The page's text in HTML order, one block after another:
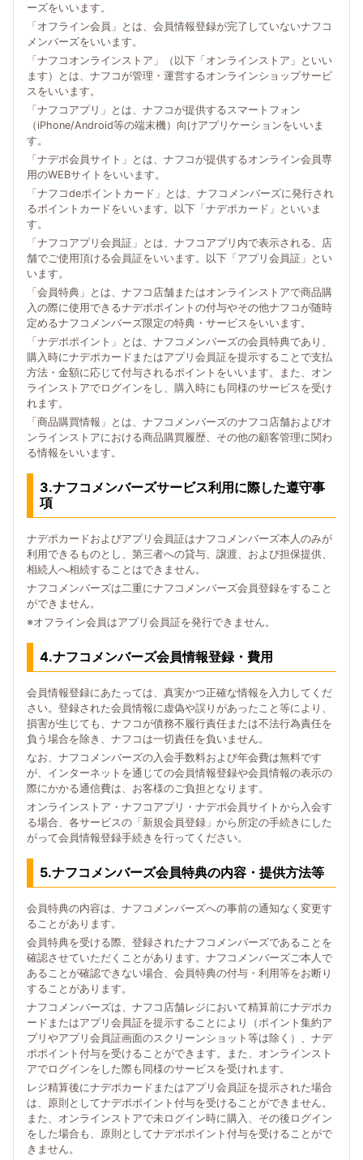
ーズをいいます。
「オフライン会員」とは、会員情報登録が完了していないナフコ
メンバーズをいいます。
「ナフコオンラインストア」（以下「オンラインストア」といい
ます）とは、ナフコが管理・運営するオンラインショップサービ
スをいいます。
「ナフコアプリ」とは、ナフコが提供するスマートフォン
（iPhone/Android等の端末機）向けアプリケーションをいいま
す。
「ナデポ会員サイト」とは、ナフコが提供するオンライン会員専
用のWEBサイトをいいます。
「ナフコdeポイントカード」とは、ナフコメンバーズに発行され
るポイントカードをいいます。以下「ナデポカード」といいま
す。
「ナフコアプリ会員証」とは、ナフコアプリ内で表示される、店
舗でご使用頂ける会員証をいいます。以下「アプリ会員証」とい
います。
「会員特典」とは、ナフコ店舗またはオンラインストアで商品購
入の際に使用できるナデポポイントの付与やその他ナフコが随時
定めるナフコメンバーズ限定の特典・サービスをいいます。
「ナデポポイント」とは、ナフコメンバーズの会員特典であり、
購入時にナデポカードまたはアプリ会員証を提示することで支払
方法・金額に応じて付与されるポイントをいいます。また、オン
ラインストアでログインをし、購入時にも同様のサービスを受け
れます。
「商品購買情報」とは、ナフコメンバーズのナフコ店舗およびオ
ンラインストアにおける商品購買履歴、その他の顧客管理に関わ
る情報をいいます。
3.ナフコメンバーズサービス利用に際した遵守事
項
ナデポカードおよびアプリ会員証はナフコメンバーズ本人のみが
利用できるものとし、第三者への貸与、譲渡、および担保提供、
相続人へ相続することはできません。
ナフコメンバーズは二重にナフコメンバーズ会員登録をすること
ができません。
※オフライン会員はアプリ会員証を発行できません。
4.ナフコメンバーズ会員情報登録・費用
会員情報登録にあたっては、真実かつ正確な情報を入力してくだ
さい。登録された会員情報に虚偽や誤りがあったこと等により、
損害が生じても、ナフコが債務不履行責任または不法行為責任を
負う場合を除き、ナフコは一切責任を負いません。
なお、ナフコメンバーズの入会手数料および年会費は無料です
が、インターネットを通じての会員情報登録や会員情報の表示の
際にかかる通信費は、お客様のご負担となります。
オンラインストア・ナフコアプリ・ナデポ会員サイトから入会す
る場合、各サービスの「新規会員登録」から所定の手続きにした
がって会員情報登録手続きを行ってください。
5.ナフコメンバーズ会員特典の内容・提供方法等
会員特典の内容は、ナフコメンバーズへの事前の通知なく変更す
ることがあります。
会員特典を受ける際、登録されたナフコメンバーズであることを
確認させていただくことがあります。ナフコメンバーズご本人で
あることが確認できない場合、会員特典の付与・利用等をお断り
することがあります。
ナフコメンバーズは、ナフコ店舗レジにおいて精算前にナデポカ
ードまたはアプリ会員証を提示することにより（ポイント集約ア
プリやアプリ会員証画面のスクリーンショット等は除く）、ナデ
ポポイント付与を受けることができます。また、オンラインスト
アでログインをした際も同様のサービスを受けれます。
レジ精算後にナデポカードまたはアプリ会員証を提示された場合
は、原則としてナデポポイント付与を受けることができません。
また、オンラインストアで未ログイン時に購入、その後ログイン
をした場合も、原則としてナデポポイント付与を受けることがで
きません。